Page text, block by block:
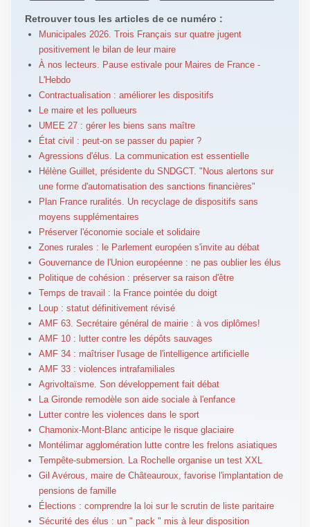
Retrouver tous les articles de ce numéro :
Municipales 2026. Trois Français sur quatre jugent
positivement le bilan de leur maire
À nos lecteurs. Pause estivale pour Maires de France -
L'Hebdo
Contractualisation : améliorer les dispositifs
Le maire et les pollueurs
UMEE 27 : gérer les biens sans maître
État civil : peut-on se passer du papier ?
Agressions d'élus. La communication est essentielle
Hélène Guillet, présidente du SNDGCT. "Nous alertons sur
une forme d'automatisation des sanctions financières"
Plan France ruralités. Un recyclage de dispositifs sans
moyens supplémentaires
Préserver l'économie sociale et solidaire
Zones rurales : le Parlement européen s'invite au débat
Gouvernance de l'Union européenne : ne pas oublier les élus
Politique de cohésion : préserver sa raison d'être
Temps de travail : la France pointée du doigt
Loup : statut définitivement révisé
AMF 63. Secrétaire général de mairie : à vos diplômes!
AMF 10 : lutter contre les dépôts sauvages
AMF 34 : maîtriser l'usage de l'intelligence artificielle
AMF 33 : violences intrafamiliales
Agrivoltaïsme. Son développement fait débat
La Gironde remodèle son aide sociale à l'enfance
Lutter contre les violences dans le sport
Chamonix-Mont-Blanc anticipe le risque glaciaire
Montélimar agglomération lutte contre les frelons asiatiques
Tempête-submersion. La Rochelle organise un test XXL
Gil Avérous, maire de Châteauroux, favorise l'implantation de
pensions de famille
Élections : comprendre la loi sur le scrutin de liste paritaire
Sécurité des élus : un " pack " mis à leur disposition